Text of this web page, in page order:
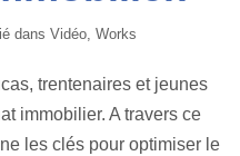
dans Vidéo, Works
trentenaires et jeunes
immobilier. A travers ce
les clés pour optimiser le